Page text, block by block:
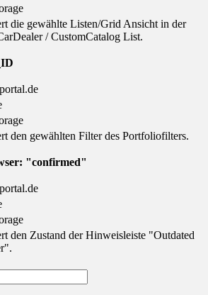
die gewählte Listen/Grid Ansicht in der
/ CustomCatalog List.
den gewählten Filter des Portfoliofilters.
"confirmed"
den Zustand der Hinweisleiste "Outdated